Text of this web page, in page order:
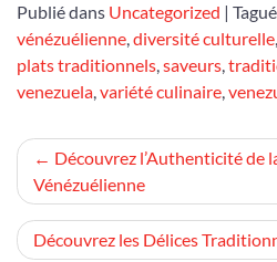
Publié dans Uncategorized | Tagué
vénézuélienne,diversité culturelle,
plats traditionnels,saveurs,
venezuela,variété culinaire,
Navigation
de
l’article
Découvrez l’Authenticité de
Vénézuélienne
Découvrez les Délices